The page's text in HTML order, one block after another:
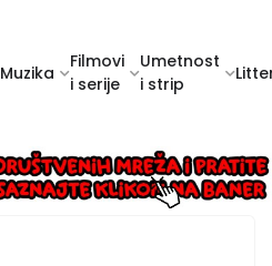
Muzika
Filmovi
i serije
Umetnost
i strip